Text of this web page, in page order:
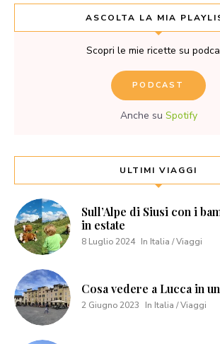
ASCOLTA LA MIA
Scopri le mie ricette su
PODCAST
Anche su Spotify
ULTIMI VIAGGI
Sull’Alpe di Siusi con i
in estate
8 Luglio 2024 In Italia / Viaggi
Cosa vedere a Lucca in
2 Giugno 2023 In Italia / Viaggi